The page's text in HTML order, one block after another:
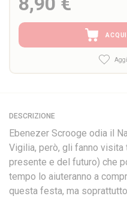
DESCRIZIONE
Ebenezer Scrooge odia il
Vigilia, però, gli fanno
presente e del futuro) che
tempo lo aiuteranno a
questa festa, ma